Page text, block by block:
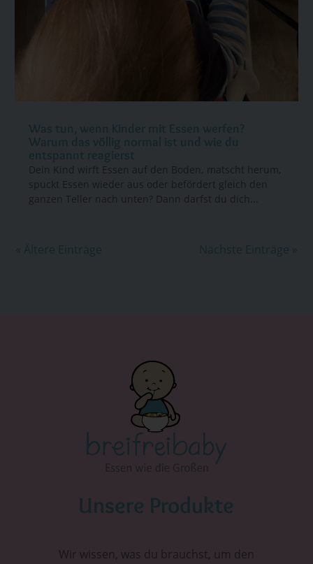
Was tun, wenn Kinder mit Essen werfen?
Warum das völlig normal ist und wie du
entspannt reagierst
Dein Kind wirft Essen auf den Boden, matscht herum,
spuckt Essen wieder aus oder befördert gleich den
ganzen Teller nach unten? Dann darfst du dich...
« Ältere Einträge Nächste Einträge »
Unsere Produkte
Wir wissen, was du brauchst, um den